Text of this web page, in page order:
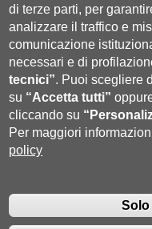
Segui UNISI
P.IVA 00273530527 | C.F.
di terze parti, per
analizzare il traffico e
comunicazione
necessari e di
tecnici”. Puoi scegliere
su “Accetta tutti”
cliccando su
Per maggiori
policy